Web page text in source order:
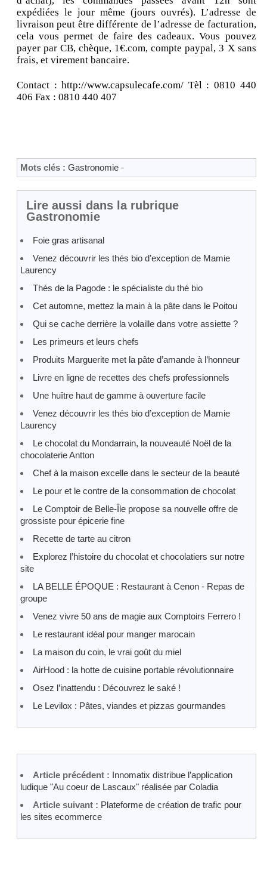
expédiées le jour même (jours ouvrés). L’adresse de
livraison peut être différente de l’adresse de facturation,
cela vous permet de faire des cadeaux. Vous pouvez
payer par CB, chèque, 1€.com, compte paypal, 3 X sans
frais, et virement bancaire.
Contact : http://www.capsulecafe.com/ Tèl : 0810 440
406 Fax : 0810 440 407
Mots clés : Gastronomie -
Lire aussi dans la rubrique
Gastronomie
Foie gras artisanal
Venez découvrir les thés bio d’exception de Mamie
Laurency
Thés de la Pagode : le spécialiste du thé bio
Cet automne, mettez la main à la pâte dans le Poitou
Qui se cache derrière la volaille dans votre assiette ?
Les primeurs et leurs chefs
Produits Marguerite met la pâte d’amande à l’honneur
Livre en ligne de recettes des chefs professionnels
Une huître haut de gamme à ouverture facile
Venez découvrir les thés bio d’exception de Mamie
Laurency
Le chocolat du Mondarrain, la nouveauté Noël de la
chocolaterie Antton
Chef à la maison excelle dans le secteur de la beauté
Le pour et le contre de la consommation de chocolat
Le Comptoir de Belle-Île propose sa nouvelle offre de
grossiste pour épicerie fine
Recette de tarte au citron
Explorez l’histoire du chocolat et chocolatiers sur notre
site
LA BELLE ÉPOQUE : Restaurant à Cenon - Repas de
groupe
Venez vivre 50 ans de magie aux Comptoirs Ferrero !
Le restaurant idéal pour manger marocain
La maison du coin, le vrai goût du miel
AirHood : la hotte de cuisine portable révolutionnaire
Osez l’inattendu : Découvrez le saké !
Le Levilox : Pâtes, viandes et pizzas gourmandes
Article précédent : Innomatix distribue l’application
ludique "Au coeur de Lascaux" réalisée par Coladia
Article suivant : Plateforme de création de trafic pour
les sites ecommerce